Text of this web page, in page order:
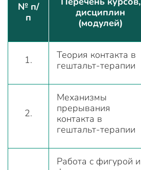
№ п/
п
дисциплин
(модулей)
1.
Теория контакта в
гештальт-терапии
2.
Механизмы
прерывания
контакта в
гештальт-терапии
Работа с фигурой и